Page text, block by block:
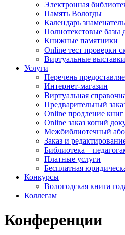
Электронная
Память Вологды
Календарь
Полнотекстовые базы
Книжные памятники
Online тест проверки
Виртуальные выставки
Услуги
Перечень
Интернет-магазин
Виртуальная
Предварительный
Online продление книг
Online заказ копий
Межбиблиотечный
Заказ и
Библиотека –
Платные услуги
Бесплатная
Конкурсы
Вологодская книга
Коллегам
Конференции